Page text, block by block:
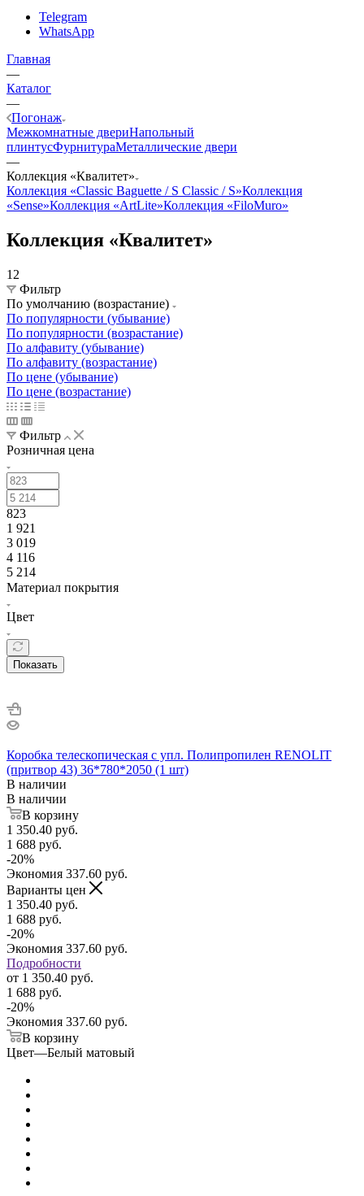
Telegram
WhatsApp
Главная
—
Каталог
—
Погонаж
Межкомнатные двериНапольный
плинтусФурнитураМеталлические двери
—
Коллекция «Квалитет»
Коллекция «Classic Baguette / S Classic / S»Коллекция
«Sense»Коллекция «ArtLite»Коллекция «FiloMuro»
Коллекция «Квалитет»
12
Фильтр
По умолчанию (возрастание)
По популярности (убывание)
По популярности (возрастание)
По алфавиту (убывание)
По алфавиту (возрастание)
По цене (убывание)
По цене (возрастание)
Фильтр
Розничная цена
823
1 921
3 019
4 116
5 214
Материал покрытия
Цвет
Показать
Коробка телескопическая с упл. Полипропилен RENOLIT
(притвор 43) 36*780*2050 (1 шт)
В наличии
В наличии
В корзину
1 350.40 руб.
1 688 руб.
-20%
Экономия 337.60 руб.
Варианты цен
1 350.40 руб.
1 688 руб.
-20%
Экономия 337.60 руб.
Подробности
от 1 350.40 руб.
1 688 руб.
-20%
Экономия 337.60 руб.
В корзину
Цвет—Белый матовый